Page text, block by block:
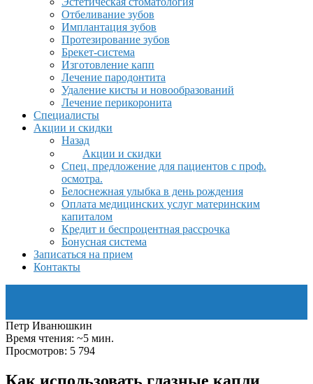
Отбеливание зубов
Имплантация зубов
Протезирование зубов
Брекет-система
Изготовление капп
Лечение пародонтита
Удаление кисты и новообразований
Лечение перикоронита
Специалисты
Акции и скидки
Назад
Акции и скидки
Спец. предложение для пациентов с проф.
осмотра.
Белоснежная улыбка в день рождения
Оплата медицинских услуг материнским
капиталом
Кредит и беспроцентная рассрочка
Бонусная система
Записаться на прием
Контакты
Петр Иванюшкин
Время чтения: ~5 мин.
Просмотров: 5 794